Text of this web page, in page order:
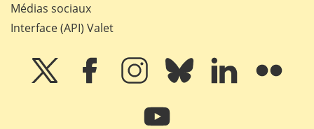
Médias sociaux
Interface (API) Valet